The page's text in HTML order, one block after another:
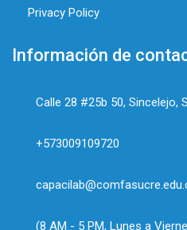
Privacy Policy
Información de
Calle 28 #25b 50, Sincelejo,
+573009109720
(8 AM - 5 PM, Lunes a